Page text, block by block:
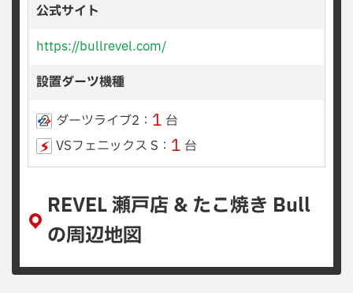
公式サイト
https://bullrevel.com/
設置ダーツ機種
ダーツライブ2： 1 台
VSフェニックス S： 1 台
REVEL 瀬戸店 & たこ焼き Bull
の周辺地図